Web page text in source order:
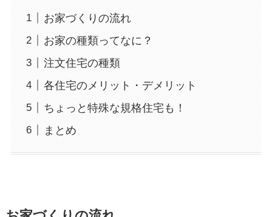
お家づくりの流れ
お家の種類ってなに？
注文住宅の種類
各住宅のメリット・デメリット
ちょっと特殊な規格住宅も！
まとめ